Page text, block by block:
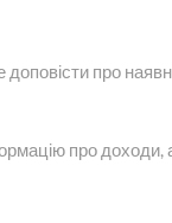
про
про доходи,